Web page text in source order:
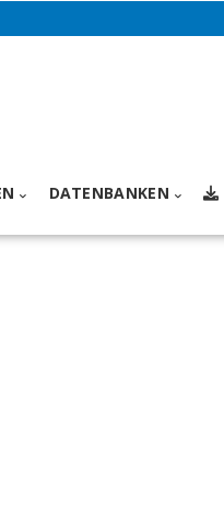
DATENBANKEN